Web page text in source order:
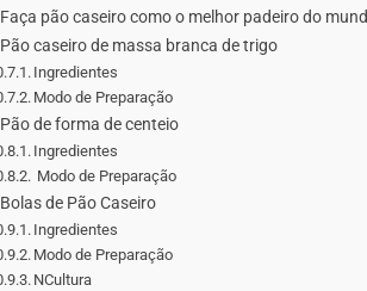
Faça pão caseiro como o melhor padeiro do
Pão caseiro de massa branca de trigo
Ingredientes
Modo de Preparação
Pão de forma de centeio
Ingredientes
Modo de Preparação
Bolas de Pão Caseiro
Ingredientes
Modo de Preparação
NCultura